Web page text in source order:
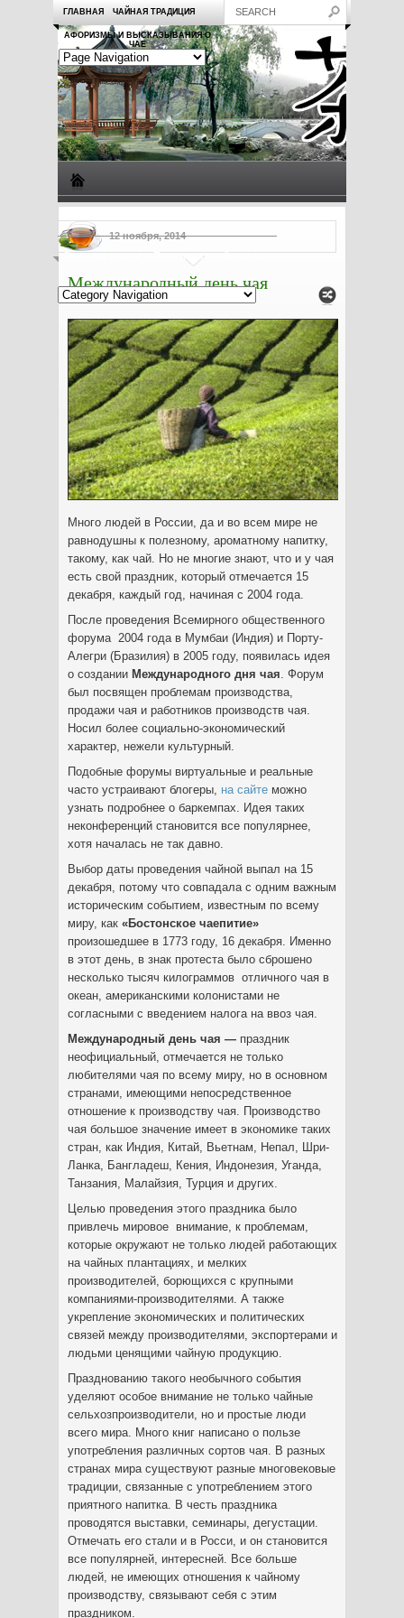
ГЛАВНАЯ ЧАЙНАЯ ТРАДИЦИЯ
АФОРИЗМЫ И ВЫСКАЗЫВАНИЯ О
ЧАЕ
Рецепты с чаем Полезные свойства чая
12 ноября, 2014
Международный день чая
Много людей в России, да и во всем мире не
равнодушны к полезному, ароматному напитку,
такому, как чай. Но не многие знают, что и у чая
есть свой праздник, который отмечается 15
декабря, каждый год, начиная с 2004 года.
После проведения Всемирного общественного
форума 2004 года в Мумбаи (Индия) и Порту-
Алегри (Бразилия) в 2005 году, появилась идея
о создании Международного дня чая. Форум
был посвящен проблемам производства,
продажи чая и работников производств чая.
Носил более социально-экономический
характер, нежели культурный.
Подобные форумы виртуальные и реальные
часто устраивают блогеры, на сайте можно
узнать подробнее о баркемпах. Идея таких
неконференций становится все популярнее,
хотя началась не так давно.
Выбор даты проведения чайной выпал на 15
декабря, потому что совпадала с одним важным
историческим событием, известным по всему
миру, как «Бостонское чаепитие»
произошедшее в 1773 году, 16 декабря. Именно
в этот день, в знак протеста было сброшено
несколько тысяч килограммов отличного чая в
океан, американскими колонистами не
согласными с введением налога на ввоз чая.
Международный день чая — праздник
неофициальный, отмечается не только
любителями чая по всему миру, но в основном
странами, имеющими непосредственное
отношение к производству чая. Производство
чая большое значение имеет в экономике таких
стран, как Индия, Китай, Вьетнам, Непал, Шри-
Ланка, Бангладеш, Кения, Индонезия, Уганда,
Танзания, Малайзия, Турция и других.
Целью проведения этого праздника было
привлечь мировое внимание, к проблемам,
которые окружают не только людей работающих
на чайных плантациях, и мелких
производителей, борющихся с крупными
компаниями-производителями. А также
укрепление экономических и политических
связей между производителями, экспортерами и
людьми ценящими чайную продукцию.
Празднованию такого необычного события
уделяют особое внимание не только чайные
сельхозпроизводители, но и простые люди
всего мира. Много книг написано о пользе
употребления различных сортов чая. В разных
странах мира существуют разные многовековые
традиции, связанные с употреблением этого
приятного напитка. В честь праздника
проводятся выставки, семинары, дегустации.
Отмечать его стали и в Росси, и он становится
все популярней, интересней. Все больше
людей, не имеющих отношения к чайному
производству, связывают себя с этим
праздником.